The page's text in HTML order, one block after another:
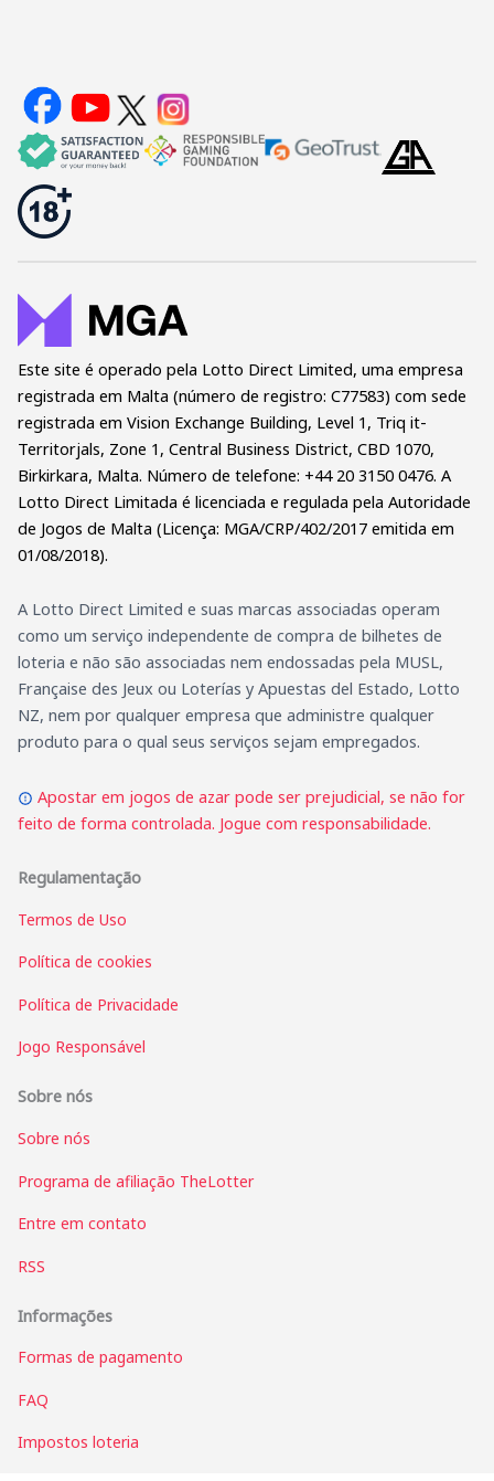
Este site é operado pela Lotto Direct Limited, uma empresa
registrada em Malta (número de registro: C77583) com sede
registrada em Vision Exchange Building, Level 1, Triq it-
Territorjals, Zone 1, Central Business District, CBD 1070,
Birkirkara, Malta. Número de telefone: +44 20 3150 0476. A
Lotto Direct Limitada é licenciada e regulada pela Autoridade
de Jogos de Malta (Licença: MGA/CRP/402/2017 emitida em
01/08/2018).
A Lotto Direct Limited e suas marcas associadas operam
como um serviço independente de compra de bilhetes de
loteria e não são associadas nem endossadas pela MUSL,
Française des Jeux ou Loterías y Apuestas del Estado, Lotto
NZ, nem por qualquer empresa que administre qualquer
produto para o qual seus serviços sejam empregados.
Apostar em jogos de azar pode ser prejudicial, se não for
feito de forma controlada. Jogue com responsabilidade.
Regulamentação
Termos de Uso
Política de cookies
Política de Privacidade
Jogo Responsável
Sobre nós
Sobre nós
Programa de afiliação TheLotter
Entre em contato
RSS
Informações
Formas de pagamento
FAQ
Impostos loteria